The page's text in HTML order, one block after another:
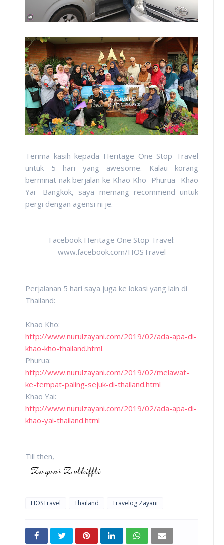
Terima kasih kepada Heritage One Stop Travel
untuk 5 hari yang awesome. Kalau korang
berminat nak berjalan ke Khao Kho- Phurua- Khao
Yai- Bangkok, saya memang recommend untuk
pergi dengan agensi ni je.
Facebook Heritage One Stop Travel:
www.facebook.com/HOSTravel
Perjalanan 5 hari saya juga ke lokasi yang lain di
Thailand:
Khao Kho:
http://www.nurulzayani.com/2019/02/ada-apa-di-
khao-kho-thailand.html
Phurua:
http://www.nurulzayani.com/2019/02/melawat-
ke-tempat-paling-sejuk-di-thailand.html
Khao Yai:
http://www.nurulzayani.com/2019/02/ada-apa-di-
khao-yai-thailand.html
Till then,
HOSTravel Thailand Travelog Zayani